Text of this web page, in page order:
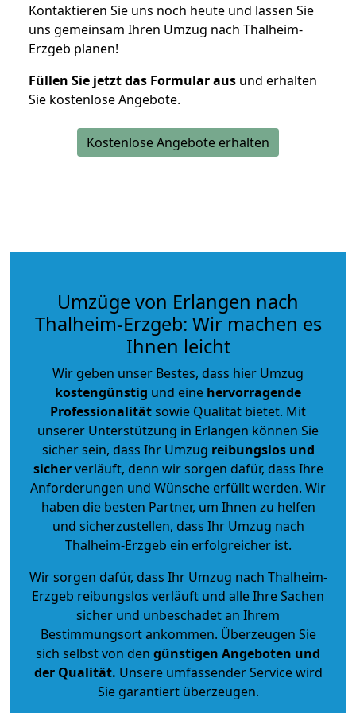
Kontaktieren Sie uns noch heute und lassen Sie
uns gemeinsam Ihren Umzug nach Thalheim-
Erzgeb planen!
Füllen Sie jetzt das Formular aus und erhalten
Sie kostenlose Angebote.
Kostenlose Angebote erhalten
Umzüge von Erlangen nach
Thalheim-Erzgeb: Wir machen es
Ihnen leicht
Wir geben unser Bestes, dass hier Umzug
kostengünstig und eine hervorragende
Professionalitätsowie Qualität bietet. Mit
unserer Unterstützung in Erlangen können Sie
sicher sein, dass Ihr Umzug reibungslos und
sicherverläuft, denn wir sorgen dafür, dass Ihre
Anforderungen und Wünsche erfüllt werden. Wir
haben die besten Partner, um Ihnen zu helfen
und sicherzustellen, dass Ihr Umzug nach
Thalheim-Erzgeb ein erfolgreicher ist.
Wir sorgen dafür, dass Ihr Umzug nach Thalheim-
Erzgeb reibungslos verläuft und alle Ihre Sachen
sicher und unbeschadet an Ihrem
Bestimmungsort ankommen. Überzeugen Sie
sich selbst von den günstigen Angeboten und
der Qualität. Unsere umfassender Service wird
Sie garantiert überzeugen.